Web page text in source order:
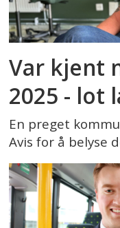
lykkes med
handlingsrom
det er noe av
Var kjent
2025 -
En preget
Avis for å belyse